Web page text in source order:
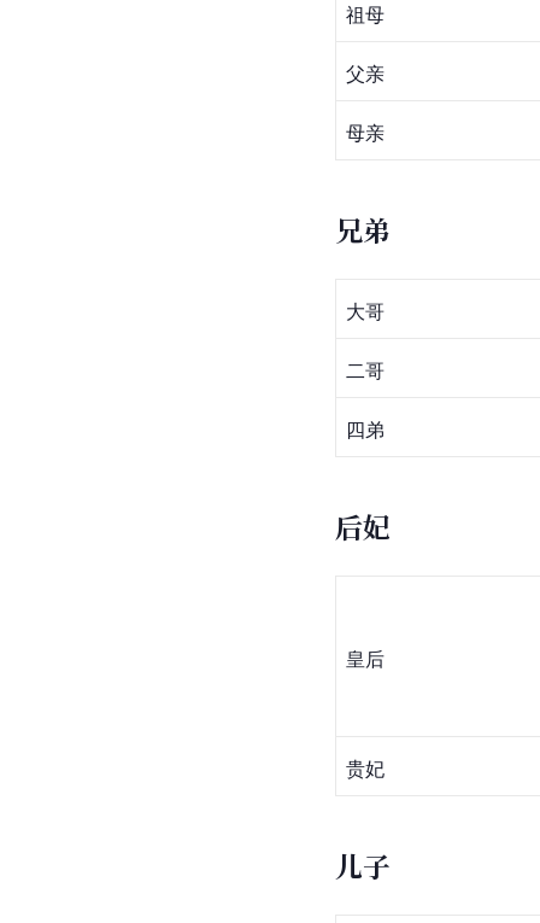
祖母
父亲
母亲
兄弟
大哥
二哥
四弟
后妃
皇后
贵妃
儿子